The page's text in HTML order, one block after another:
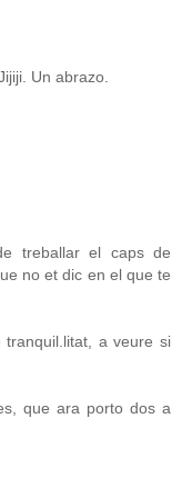
Un abrazo.
treballar el caps de
no et dic en el que te
a veure si
que ara porto dos a